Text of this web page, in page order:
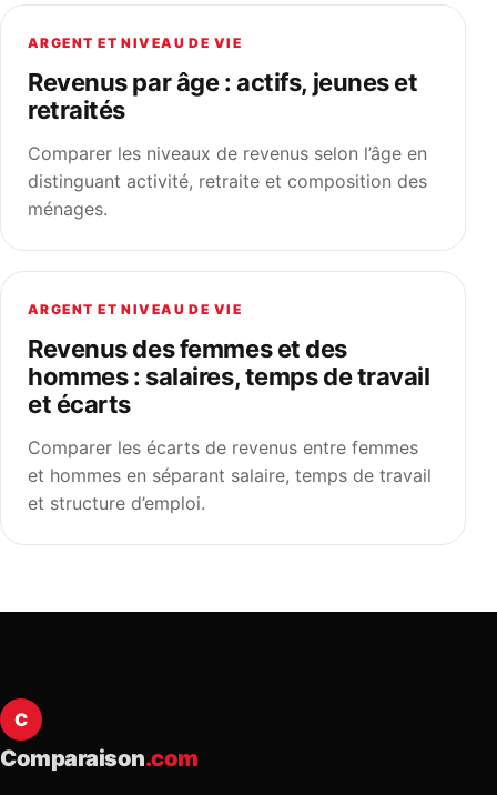
ARGENT ET NIVEAU DE VIE
Revenus par âge : actifs, jeunes et
retraités
Comparer les niveaux de revenus selon l’âge en
distinguant activité, retraite et composition des
ménages.
ARGENT ET NIVEAU DE VIE
Revenus des femmes et des
hommes : salaires, temps de travail
et écarts
Comparer les écarts de revenus entre femmes
et hommes en séparant salaire, temps de travail
et structure d’emploi.
C
Comparaison.com